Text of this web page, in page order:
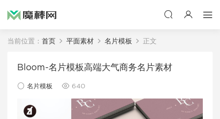
当前位置： 首页 平面素材 名片模板 正文
Bloom-名片模板高端大气商务名片素材
名片模板 640